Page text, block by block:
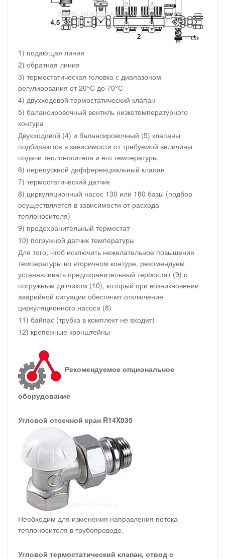
1) подающая линия
2) обратная линия
3) термостатическая головка с диапазоном
регулирования от 20°С до 70°С
4) двухходовой термостатический клапан
5) балансировочный вентиль низкотемпературного
контура
Двухходовой (4) и балансировочный (5) клапаны
подбираются в зависимости от требуемой величины
подачи теплоносителя и его температуры
6) перепускной дифференциальный клапан
7) термостатический датчик
8) циркуляционный насос 130 или 180 базы (подбор
осуществляется в зависимости от расхода
теплоносителя)
9) предохранительный термостат
10) погружной датчик температуры
Для того, чтоб исключить нежелательное повышения
температуры во вторичном контуре, рекомендуем
устанавливать предохранительный термостат (9) с
погружным датчиком (10), который при возникновении
аварийной ситуации обеспечит отключение
циркуляционного насоса (8)
11) байпас (трубка в комплект не входит)
12) крепежные кронштейны
Рекомендуемое опциональное
оборудование
Угловой отсечной кран R14X035
Необходим для изменения направления потока
теплоносителя в трубопроводе.
Угловой термостатический клапан, отвод с